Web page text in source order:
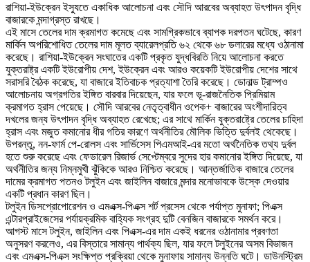
রাশিয়া-ইউক্রেন ইস্যুতে একাধিক আলোচনা এবং সৌদি আরবের অব্যাহত উৎপাদন বৃদ্ধি
বাজারকে মন্দাগ্রস্ত রাখছে।
এই মাসে তেলের দাম ক্রমাগত কমেছে এবং সামগ্রিকভাবে ব্যাপক দরপতন ঘটেছে, কারণ
মার্কিন অপরিশোধিত তেলের দাম মূলত ব্যারেলপ্রতি ৬২ থেকে ৬৮ ডলারের মধ্যে ওঠানামা
করেছে। রাশিয়া-ইউক্রেন সংঘাতের একটি প্রকৃত যুদ্ধবিরতি নিয়ে আলোচনা করতে
যুক্তরাষ্ট্র একটি ইউরোপীয় দেশ, ইউক্রেন এবং আরও কয়েকটি ইউরোপীয় দেশের সাথে
সরাসরি বৈঠক করেছে, যা বাজারে ইতিবাচক প্রত্যাশা তৈরি করেছে। ডোনাল্ড ট্রাম্পও
আলোচনায় অগ্রগতির ইঙ্গিত বারবার দিয়েছেন, যার ফলে ভূ-রাজনৈতিক প্রিমিয়াম
ক্রমাগত হ্রাস পেয়েছে। সৌদি আরবের নেতৃত্বাধীন ওপেক+ বাজারের অংশীদারিত্ব
দখলের জন্য উৎপাদন বৃদ্ধি অব্যাহত রেখেছে; এর সাথে মার্কিন যুক্তরাষ্ট্রে তেলের চাহিদা
হ্রাস এবং মজুত কমানোর ধীর গতির কারণে অর্থনীতির মৌলিক ভিত্তি দুর্বলই থেকেছে।
উপরন্তু, নন-ফার্ম পে-রোলস এবং সার্ভিসেস পিএমআই-এর মতো অর্থনৈতিক তথ্য দুর্বল
হতে শুরু করেছে এবং ফেডারেল রিজার্ভ সেপ্টেম্বরে সুদের হার কমানোর ইঙ্গিত দিয়েছে, যা
অর্থনীতির জন্য নিম্নমুখী ঝুঁকিকে আরও নিশ্চিত করেছে। আন্তর্জাতিক বাজারে তেলের
দামের ক্রমাগত পতনও টলুইন এবং জাইলিন বাজারে মন্দার মনোভাবকে উস্কে দেওয়ার
একটি প্রধান কারণ ছিল।
টলুইন ডিসপ্রোপোরেশন ও এমএক্স-পিএক্স শর্ট প্রসেস থেকে পর্যাপ্ত মুনাফা; পিএক্স
এন্টারপ্রাইজেসের পর্যায়ক্রমিক বাহ্যিক সংগ্রহ দুটি বেনজিন বাজারকে সমর্থন করে।
আগস্ট মাসে টলুইন, জাইলিন এবং পিএক্স-এর দাম একই ধরনের ওঠানামার প্রবণতা
অনুসরণ করলেও, এর বিস্তারে সামান্য পার্থক্য ছিল, যার ফলে টলুইনের অসম বিভাজন
এবং এমএক্স-পিএক্স সংক্ষিপ্ত প্রক্রিয়া থেকে মুনাফায় সামান্য উন্নতি ঘটে। ডাউনস্ট্রিম